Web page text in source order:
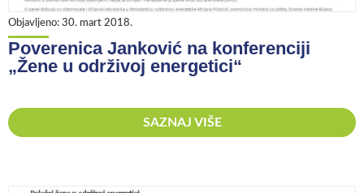
Objavljeno: 30. mart 2018.
Poverenica Janković na konferenciji
„Žene u održivoj energetici“
SAZNAJ VIŠE